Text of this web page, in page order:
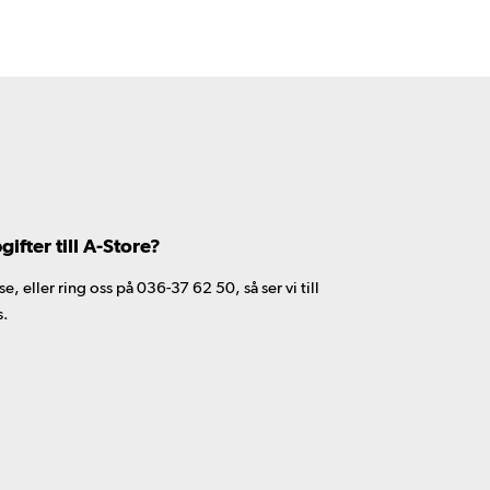
till A-Store?
eller ring oss på 036-37 62 50, så ser vi till